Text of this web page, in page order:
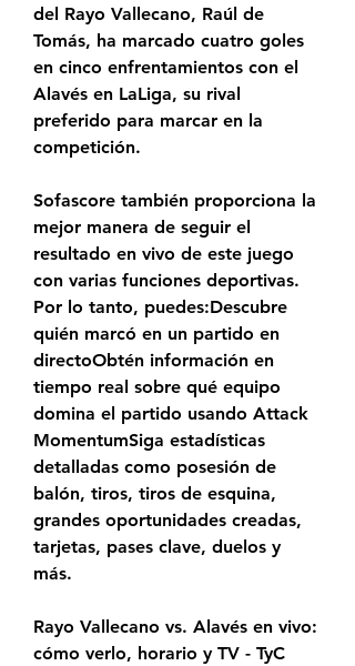
del Rayo Vallecano, Raúl de
Tomás, ha marcado cuatro goles
en cinco enfrentamientos con el
Alavés en LaLiga, su rival
preferido para marcar en la
competición.
Sofascore también proporciona la
mejor manera de seguir el
resultado en vivo de este juego
con varias funciones deportivas.
Por lo tanto, puedes:Descubre
quién marcó en un partido en
directoObtén información en
tiempo real sobre qué equipo
domina el partido usando Attack
MomentumSiga estadísticas
detalladas como posesión de
balón, tiros, tiros de esquina,
grandes oportunidades creadas,
tarjetas, pases clave, duelos y
más.
Rayo Vallecano vs. Alavés en vivo:
cómo verlo, horario y TV - TyC